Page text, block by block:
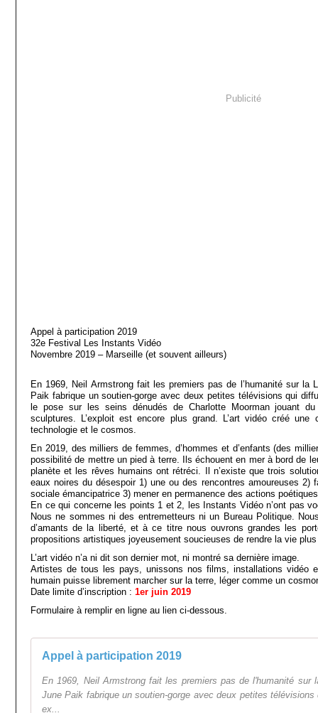
Publicité
Appel à participation 2019
32e Festival Les Instants Vidéo
Novembre 2019 – Marseille (et souvent ailleurs)
En 1969, Neil Armstrong fait les premiers pas de l’humanité sur la
Paik fabrique un soutien-gorge avec deux petites télévisions qui
le pose sur les seins dénudés de Charlotte Moorman jouant
sculptures. L’exploit est encore plus grand. L’art vidéo créé une
technologie et le cosmos.
En 2019, des milliers de femmes, d’hommes et d’enfants (des
possibilité de mettre un pied à terre. Ils échouent en mer à bord de
planète et les rêves humains ont rétréci. Il n’existe que trois
eaux noires du désespoir 1) une ou des rencontres amoureuses 2)
sociale émancipatrice 3) mener en permanence des actions
En ce qui concerne les points 1 et 2, les Instants Vidéo n’ont pas
Nous ne sommes ni des entremetteurs ni un Bureau Politique.
d’amants de la liberté, et à ce titre nous ouvrons grandes les
propositions artistiques joyeusement soucieuses de rendre la vie
L’art vidéo n’a ni dit son dernier mot, ni montré sa dernière image.
Artistes de tous les pays, unissons nos films, installations vidéo
humain puisse librement marcher sur la terre, léger comme un
Date limite d’inscription : 1er juin 2019
Formulaire à remplir en ligne au lien ci-dessous.
Appel à participation 2019
En 1969, Neil Armstrong fait les premiers pas de l'humanité sur
June Paik fabrique un soutien-gorge avec deux petites
ex...